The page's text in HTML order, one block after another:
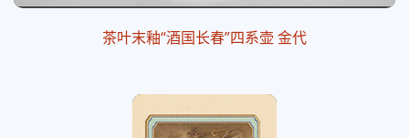
茶叶末釉“酒国长春”四系壶 金代